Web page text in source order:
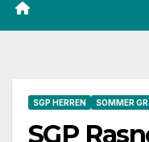
SGP HERREN SOMMER
SGP